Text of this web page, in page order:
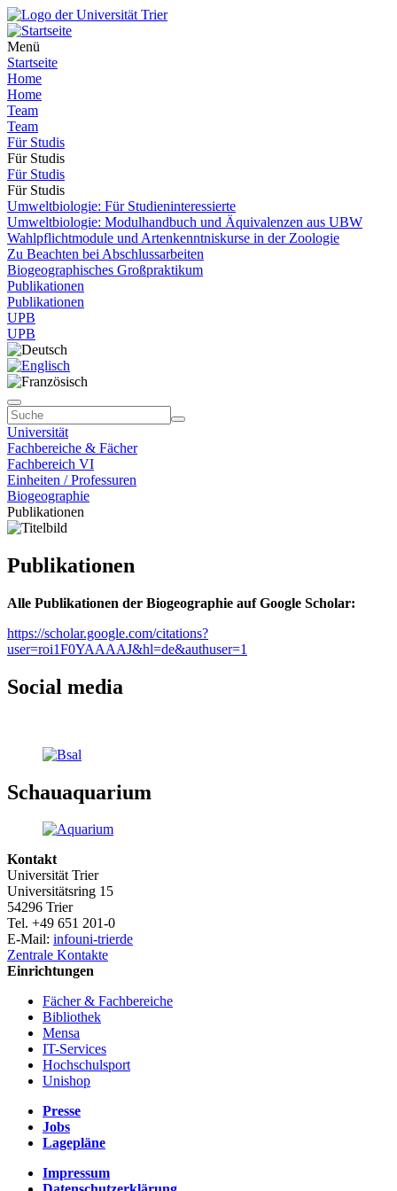
Menü
Startseite
Home
Home
Team
Team
Für Studis
Für Studis
Für Studis
Für Studis
Umweltbiologie: Für Studieninteressierte
Umweltbiologie: Modulhandbuch und Äquivalenzen aus UBW
Wahlpflichtmodule und Artenkenntniskurse in der Zoologie
Zu Beachten bei Abschlussarbeiten
Biogeographisches Großpraktikum
Publikationen
Publikationen
UPB
UPB
Universität
Fachbereiche & Fächer
Fachbereich VI
Einheiten / Professuren
Biogeographie
Publikationen
Publikationen
Alle Publikationen der Biogeographie auf Google Scholar:
https://scholar.google.com/citations?
user=roi1F0YAAAAJ&hl=de&authuser=1
Social media
Schauaquarium
Kontakt
Universität Trier
Universitätsring 15
54296 Trier
Tel. +49 651 201-0
E-Mail: infouni-trierde
Zentrale Kontakte
Einrichtungen
Fächer & Fachbereiche
Bibliothek
Mensa
IT-Services
Hochschulsport
Unishop
Presse
Jobs
Lagepläne
Impressum